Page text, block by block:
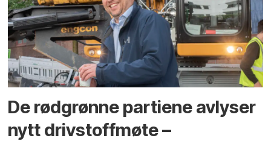
De rødgrønne partiene avlyser
nytt drivstoffmøte –